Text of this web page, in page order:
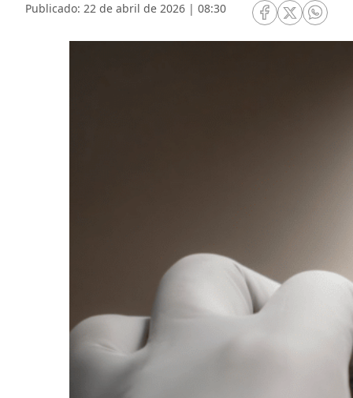
Publicado: 22 de abril de 2026 | 08:30
RRSS Facebook
RRSSRRSS